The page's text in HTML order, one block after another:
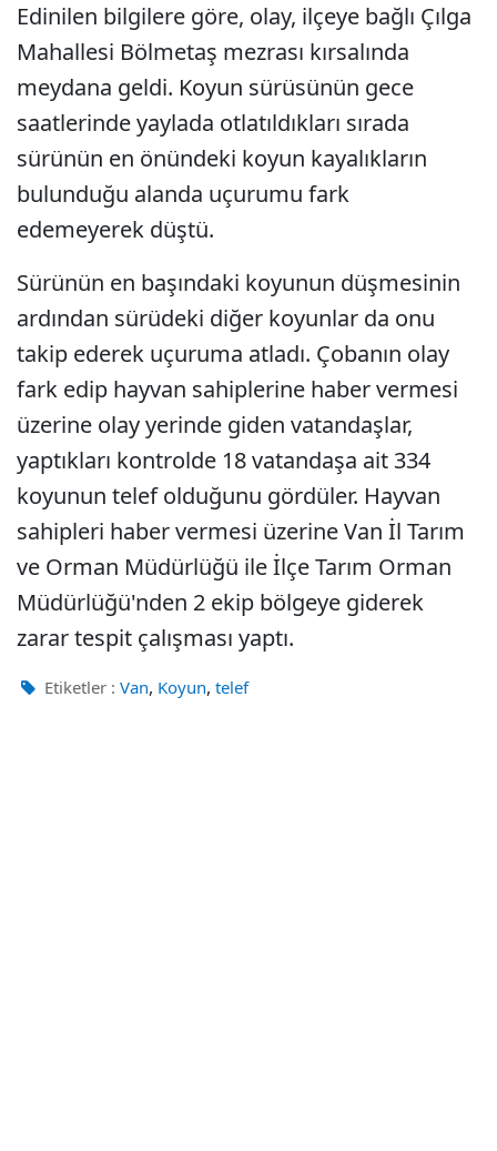
Edinilen bilgilere göre, olay, ilçeye bağlı Çılga
Mahallesi Bölmetaş mezrası kırsalında
meydana geldi. Koyun sürüsünün gece
saatlerinde yaylada otlatıldıkları sırada
sürünün en önündeki koyun kayalıkların
bulunduğu alanda uçurumu fark
edemeyerek düştü.
Sürünün en başındaki koyunun düşmesinin
ardından sürüdeki diğer koyunlar da onu
takip ederek uçuruma atladı. Çobanın olay
fark edip hayvan sahiplerine haber vermesi
üzerine olay yerinde giden vatandaşlar,
yaptıkları kontrolde 18 vatandaşa ait 334
koyunun telef olduğunu gördüler. Hayvan
sahipleri haber vermesi üzerine Van İl Tarım
ve Orman Müdürlüğü ile İlçe Tarım Orman
Müdürlüğü'nden 2 ekip bölgeye giderek
zarar tespit çalışması yaptı.
Etiketler : Van, Koyun, telef